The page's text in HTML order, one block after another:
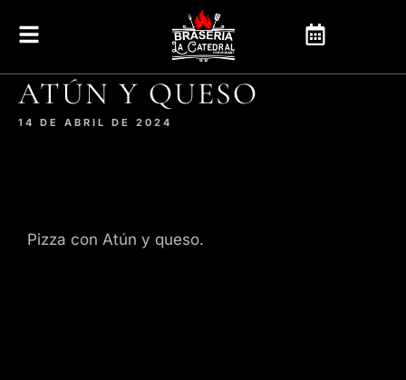
ATÚN Y QUESO
14 DE ABRIL DE 2024
Pizza con Atún y queso.